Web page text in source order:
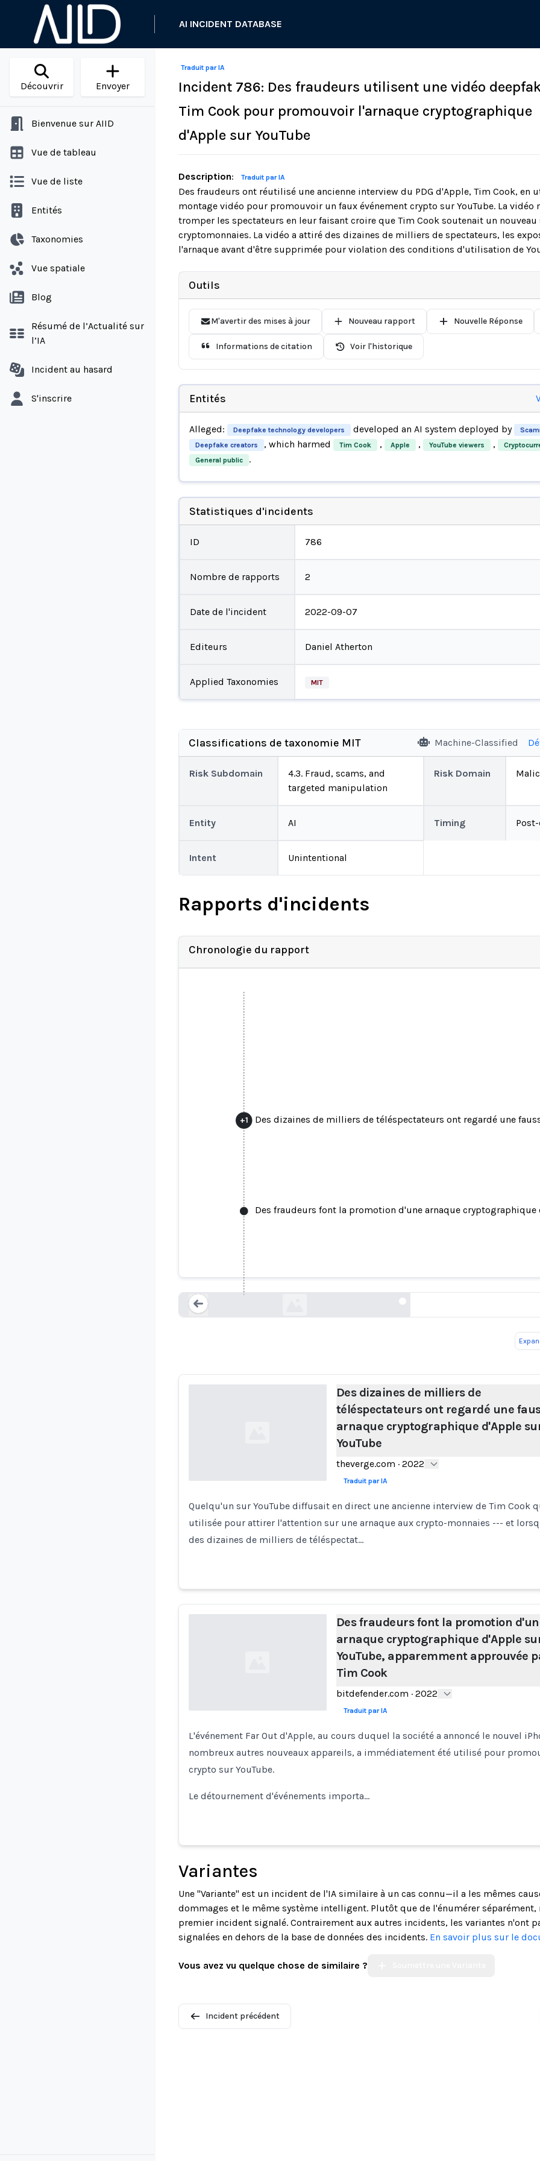
AI INCIDENT DATABASE
Découvrir Envoyer
Bienvenue sur AIID
Vue de tableau
Vue de liste
Entités
Taxonomies
Vue spatiale
Blog
Résumé de l’Actualité sur
l’IA
Incident au hasard
S'inscrire
Traduit par IA
Incident 786: Des fraudeurs utilisent une vidéo
Tim Cook pour promouvoir l'arnaque cryptographique
d'Apple sur YouTube
Description: Traduit par IA
Des fraudeurs ont réutilisé une ancienne interview du PDG d'Apple, Tim Cook, en
montage vidéo pour promouvoir un faux événement crypto sur YouTube. La vidéo
tromper les spectateurs en leur faisant croire que Tim Cook soutenait un nouveau
cryptomonnaies. La vidéo a attiré des dizaines de milliers de spectateurs, les
l'arnaque avant d'être supprimée pour violation des conditions d'utilisation de
Outils
M'avertir des mises à jour Nouveau rapport Nouvelle Réponse
Informations de citation Voir l'historique
Entités
Alleged: Deepfake technology developers developed an AI system deployed by
Deepfake creators , which harmed Tim Cook , Apple , YouTube viewers ,
General public .
Statistiques d'incidents
ID 786
Nombre de rapports 2
Date de l'incident 2022-09-07
Editeurs Daniel Atherton
Applied Taxonomies MIT
Classifications de taxonomie MIT Machine-Classified
Risk Subdomain
4.3. Fraud, scams, and
targeted manipulation
Risk Domain
Entity AI Timing
Intent Unintentional
Rapports d'incidents
Chronologie du rapport
+1 Des dizaines de milliers de téléspectateurs ont regardé une
Des fraudeurs font la promotion d'une arnaque cryptographique
Loading...
Des dizaines de milliers de téléspectateurs ont regardé
Des dizaines de milliers de
téléspectateurs ont regardé une
arnaque cryptographique d'Apple
YouTube
theverge.com · 2022
Traduit par IA
Quelqu'un sur YouTube diffusait en direct une ancienne interview de Tim Cook
utilisée pour attirer l'attention sur une arnaque aux crypto-monnaies --- et
des dizaines de milliers de téléspectat…
Des fraudeurs font la promotion
arnaque cryptographique d'Apple
YouTube, apparemment approuvée
Tim Cook
bitdefender.com · 2022
Traduit par IA
L'événement Far Out d'Apple, au cours duquel la société a annoncé le nouvel
nombreux autres nouveaux appareils, a immédiatement été utilisé pour
crypto sur YouTube.
Le détournement d'événements importa…
Variantes
Une "Variante" est un incident de l'IA similaire à un cas connu—il a les mêmes
dommages et le même système intelligent. Plutôt que de l'énumérer
premier incident signalé. Contrairement aux autres incidents, les variantes n'ont
signalées en dehors de la base de données des incidents. En savoir plus sur le
Vous avez vu quelque chose de similaire ?
Incident précédent